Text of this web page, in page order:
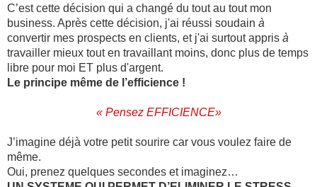
C’est cette décision qui a changé du tout au tout mon
business. Après cette décision, j'ai réussi soudain à
convertir mes prospects en clients, et j'ai surtout appris à
travailler mieux tout en travaillant moins, donc plus de temps
libre pour moi ET plus d'argent.
Le principe même de l’efficience !
« Pensez EFFICIENCE»
J’imagine déjà votre petit sourire car vous voulez faire de
même.
Oui, prenez quelques secondes et imaginez…